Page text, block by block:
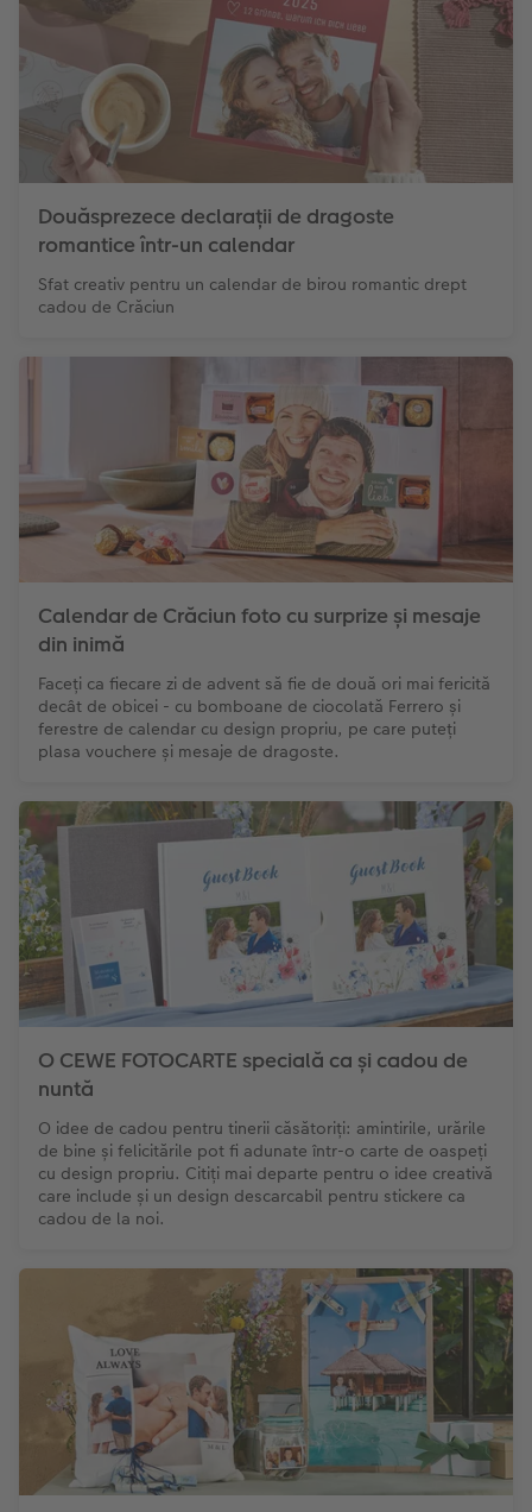
Douăsprezece declarații de dragoste
romantice într-un calendar
Sfat creativ pentru un calendar de birou romantic drept
cadou de Crăciun
Calendar de Crăciun foto cu surprize și mesaje
din inimă
Faceți ca fiecare zi de advent să fie de două ori mai fericită
decât de obicei - cu bomboane de ciocolată Ferrero și
ferestre de calendar cu design propriu, pe care puteți
plasa vouchere și mesaje de dragoste.
O CEWE FOTOCARTE specială ca și cadou de
nuntă
O idee de cadou pentru tinerii căsătoriți: amintirile, urările
de bine și felicitările pot fi adunate într-o carte de oaspeți
cu design propriu. Citiți mai departe pentru o idee creativă
care include și un design descarcabil pentru stickere ca
cadou de la noi.